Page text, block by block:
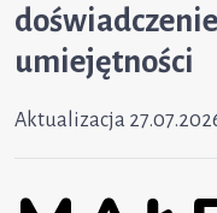
umiejętności
Aktualizacja